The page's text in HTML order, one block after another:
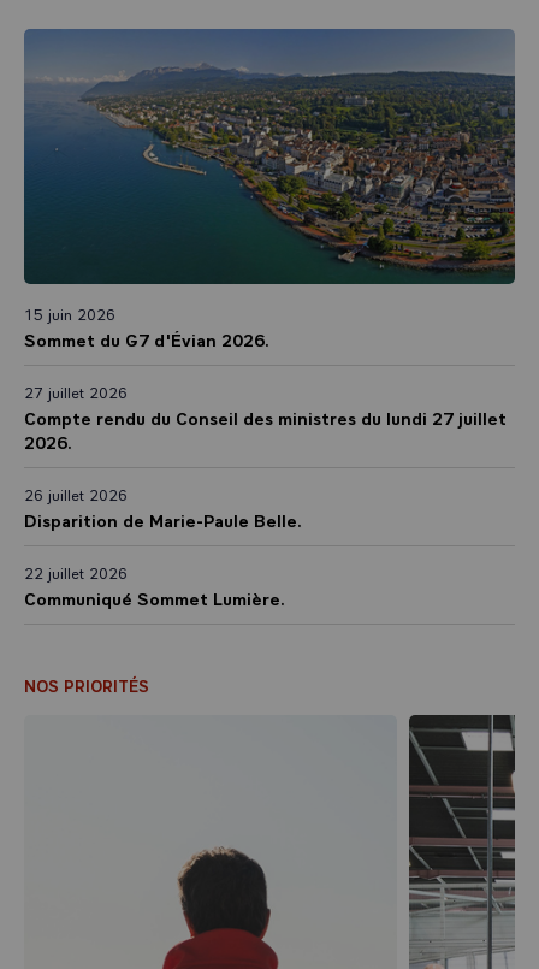
15 juin 2026
Sommet du G7 d'Évian 2026.
27 juillet 2026
Compte rendu du Conseil des ministres du lundi 27 juillet
2026.
26 juillet 2026
Disparition de Marie-Paule Belle.
22 juillet 2026
Communiqué Sommet Lumière.
NOS PRIORITÉS